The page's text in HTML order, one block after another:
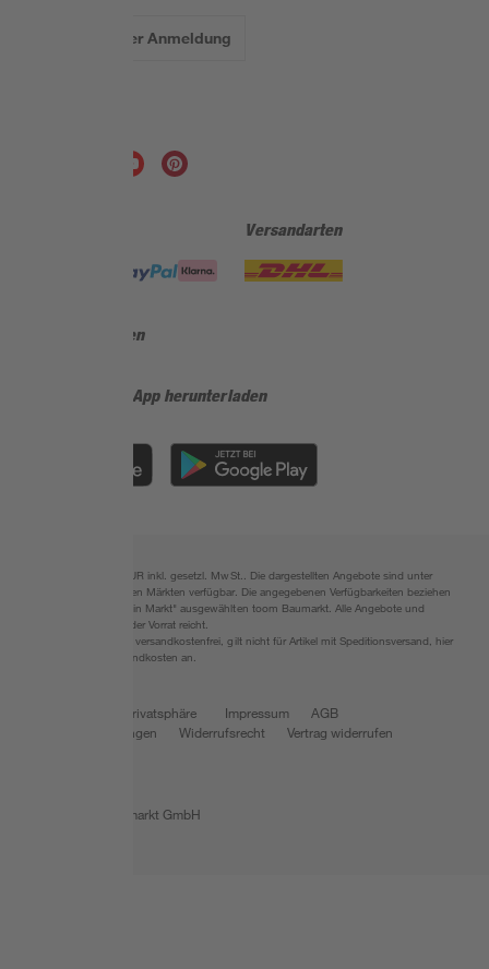
Zur Newsletter Anmeldung
Versandarten
Sicher einkaufen
Jetzt die toom-App herunterladen
Alle Preisangaben in EUR inkl. gesetzl. MwSt.. Die dargestellten Angebote sind unter
Umständen nicht in allen Märkten verfügbar. Die angegebenen Verfügbarkeiten beziehen
sich auf den unter "Mein Markt" ausgewählten toom Baumarkt. Alle Angebote und
Produkte nur solange der Vorrat reicht.
*Paketversand ab 59 € versandkostenfrei, gilt nicht für Artikel mit Speditionsversand, hier
fallen zusätzliche Versandkosten an.
Privatsphäre Impressum
AGB
Nutzungsbedingungen
Widerrufsrecht
Vertrag widerrufen
© 2026 toom Baumarkt GmbH